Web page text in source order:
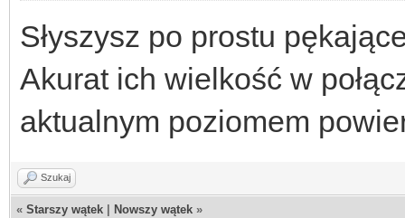
Słyszysz po prostu
Akurat ich wielkość w
aktualnym poziomem
Szukaj
« Starszy wątek Nowszy wątek »